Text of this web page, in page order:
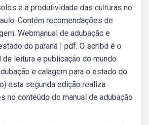
e a produtividade das culturas no
Contém recomendações de
Webmanual de adubação e
do paraná | pdf. O scribd é o
leitura e publicação do mundo.
e calagem para o estado do
esta segunda edição realiza
no conteúdo do manual de adubação